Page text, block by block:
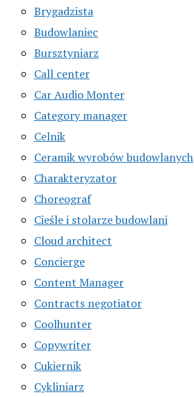
Brygadzista
Budowlaniec
Bursztyniarz
Call center
Car Audio Monter
Category manager
Celnik
Ceramik wyrobów budowlanych
Charakteryzator
Choreograf
Cieśle i stolarze budowlani
Cloud architect
Concierge
Content Manager
Contracts negotiator
Coolhunter
Copywriter
Cukiernik
Cykliniarz